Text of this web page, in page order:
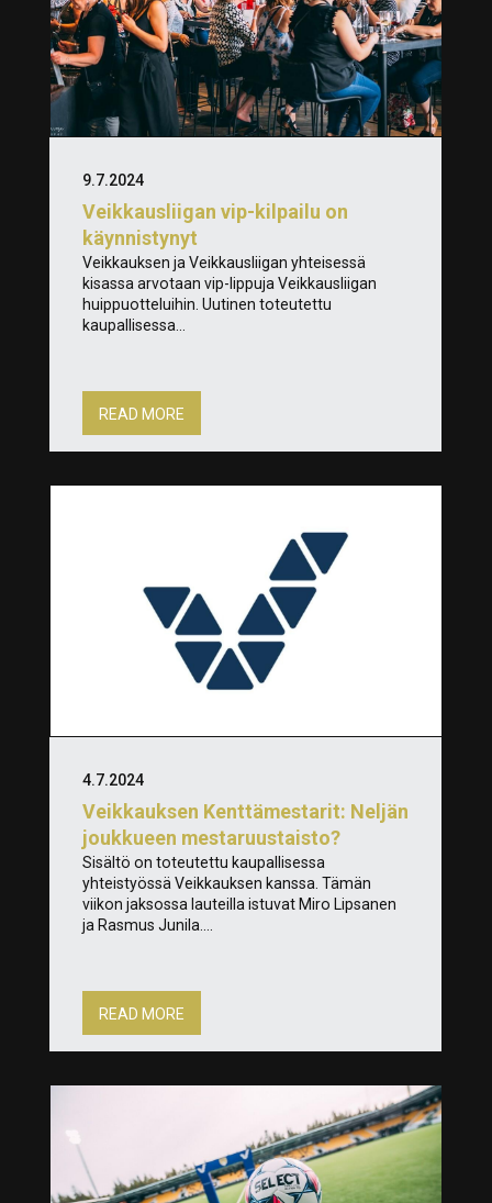
Veikkausliigan vip-kilpailu on
käynnistynyt
9.7.2024
Veikkauksen ja Veikkausliigan yhteisessä
kisassa arvotaan vip-lippuja Veikkausliigan
huippuotteluihin. Uutinen toteutettu
kaupallisessa...
READ MORE
Veikkauksen Kenttämestarit: Neljän
joukkueen mestaruustaisto?
4.7.2024
Sisältö on toteutettu kaupallisessa
yhteistyössä Veikkauksen kanssa. Tämän
viikon jaksossa lauteilla istuvat Miro Lipsanen
ja Rasmus Junila....
READ MORE